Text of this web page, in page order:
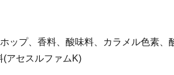
ップ、香料、酸味料、カラメル色素、
(アセスルファムK)